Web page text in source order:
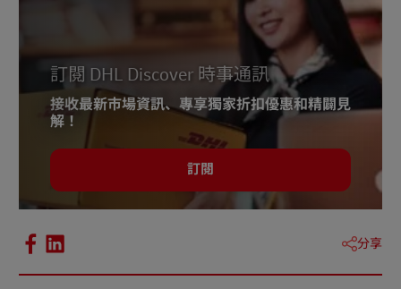
7技術緊縮
訂閱 DHL Discover 時事通訊
接收最新市場資訊、專享獨家折扣優惠和精闢見
解！
訂閱
分享